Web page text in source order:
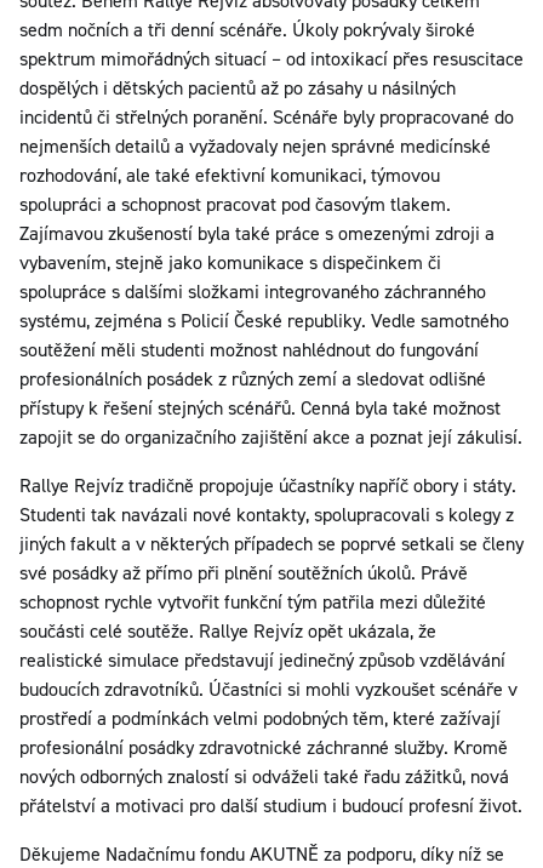
sedm nočních a tři denní scénáře. Úkoly pokrývaly široké
spektrum mimořádných situací – od intoxikací přes resuscitace
dospělých i dětských pacientů až po zásahy u násilných
incidentů či střelných poranění. Scénáře byly propracované do
nejmenších detailů a vyžadovaly nejen správné medicínské
rozhodování, ale také efektivní komunikaci, týmovou
spolupráci a schopnost pracovat pod časovým tlakem.
Zajímavou zkušeností byla také práce s omezenými zdroji a
vybavením, stejně jako komunikace s dispečinkem či
spolupráce s dalšími složkami integrovaného záchranného
systému, zejména s Policií České republiky. Vedle samotného
soutěžení měli studenti možnost nahlédnout do fungování
profesionálních posádek z různých zemí a sledovat odlišné
přístupy k řešení stejných scénářů. Cenná byla také možnost
zapojit se do organizačního zajištění akce a poznat její zákulisí.
Rallye Rejvíz tradičně propojuje účastníky napříč obory i státy.
Studenti tak navázali nové kontakty, spolupracovali s kolegy z
jiných fakult a v některých případech se poprvé setkali se členy
své posádky až přímo při plnění soutěžních úkolů. Právě
schopnost rychle vytvořit funkční tým patřila mezi důležité
součásti celé soutěže. Rallye Rejvíz opět ukázala, že
realistické simulace představují jedinečný způsob vzdělávání
budoucích zdravotníků. Účastníci si mohli vyzkoušet scénáře v
prostředí a podmínkách velmi podobných těm, které zažívají
profesionální posádky zdravotnické záchranné služby. Kromě
nových odborných znalostí si odváželi také řadu zážitků, nová
přátelství a motivaci pro další studium i budoucí profesní život.
Děkujeme Nadačnímu fondu AKUTNĚ za podporu, díky níž se